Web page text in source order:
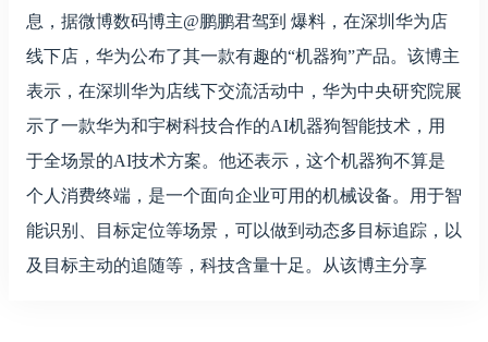
息，据微博数码博主@鹏鹏君驾到 爆料，在深圳华为店
线下店，华为公布了其一款有趣的“机器狗”产品。该博主
表示，在深圳华为店线下交流活动中，华为中央研究院展
示了一款华为和宇树科技合作的AI机器狗智能技术，用
于全场景的AI技术方案。他还表示，这个机器狗不算是
个人消费终端，是一个面向企业可用的机械设备。用于智
能识别、目标定位等场景，可以做到动态多目标追踪，以
及目标主动的追随等，科技含量十足。从该博主分享